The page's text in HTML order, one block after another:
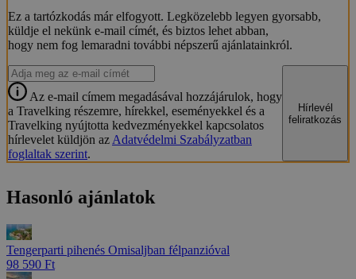
Ez a tartózkodás már elfogyott. Legközelebb legyen gyorsabb,
küldje el nekünk e-mail címét, és biztos lehet abban,
hogy nem fog lemaradni további népszerű ajánlatainkról.
Az e-mail címem megadásával hozzájárulok, hogy
a Travelking részemre, hírekkel, eseményekkel és a
Travelking nyújtotta kedvezményekkel kapcsolatos
hírlevelet küldjön azAdatvédelmi Szabályzatban
foglaltak szerint.
Hírlevél
feliratkozás
Hasonló ajánlatok
Tengerparti pihenés Omisaljban félpanzióval
98 590 Ft